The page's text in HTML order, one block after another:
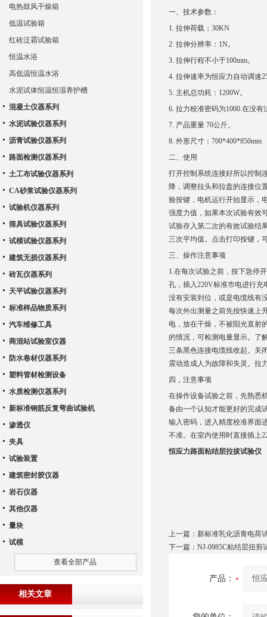
一、技术参数：
1. 拉伸荷载；30KN
2. 拉伸分辨率：1N。
3. 拉伸行程不小于100mm。
4. 拉伸速率为恒应力自动调速
5. 主机总功耗：1200W。
6. 拉力校准密码为1000.在没
7. 产品重量 70公斤。
8. 外形尺寸：700*400*850mm
二、使用
打开控制系统连接好所以控制
降，调整拉头和拉盘的连接位
验按键，电机运行开始显示，
强度力值，如果本次试验有效
试验存入第二次的有效试验结
三次平均值。点击打印按键，
三、操作注意事项
1.在每次试验之前，按下急停
孔，插入220V标准市电进行
没有安装到位，或是电缆线有
每次外出测量之前先按快速上
电，放在干燥，不被阳光直射
的情况，可检测电量显示。了
三条黑色连接电缆线收起。关
震动造成人为故障和失灵。拉
四，注意事项
在操作设备试验之前，先熟悉
备由一个认知才能更好的完成
输入密码，进入精度校准界面
不准。在室内使用时直接插上
恒应力路面粘结层拉拔试验仪
上一篇： 新标准乳化沥青电荷
下一篇： NJ-0985C粘结层扭剪
产品：
电热鼓风干燥箱
低温试验箱
红砖泛霜试验箱
恒温水浴
高低温恒温水浴
水泥试体恒温恒湿养护槽
混凝土仪器系列
水泥试验仪器系列
沥青试验仪器系列
路面检测仪器系列
土工布试验仪器系列
CA砂浆试验仪器系列
试验机仪器系列
筛具试验仪器系列
试模试验仪器系列
建筑无损仪器系列
砖瓦仪器系列
天平试验仪器系列
标准样品物质系列
汽车维修工具
商混站试验室仪器
防水卷材仪器系列
塑料管材检测设备
水质检测仪器系列
新标准钢筋反复弯曲试验机
渗透仪
夹具
试验装置
建筑密封胶仪器
岩石仪器
其他仪器
量块
试模
查看全部产品
相关文章